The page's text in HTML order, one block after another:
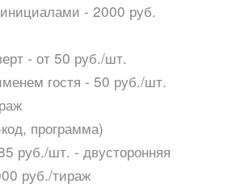
- 2000 руб.
- от 50 руб./шт.
гостя - 50 руб./шт.
программа)
руб./шт. - двусторонняя
руб./тираж